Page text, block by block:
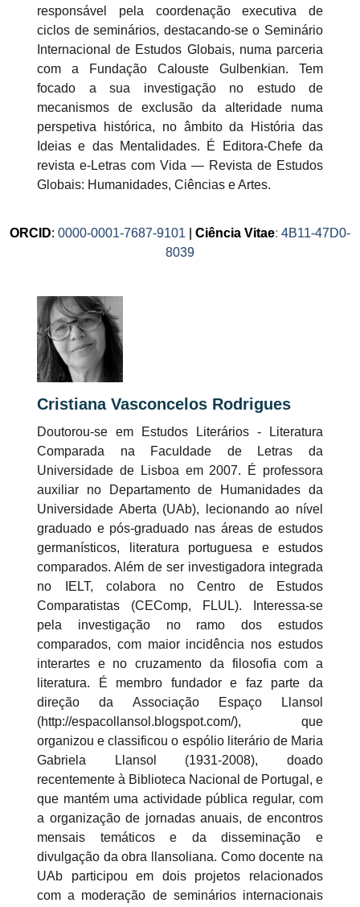
responsável pela coordenação executiva de
ciclos de seminários, destacando-se o Seminário
Internacional de Estudos Globais, numa parceria
com a Fundação Calouste Gulbenkian. Tem
focado a sua investigação no estudo de
mecanismos de exclusão da alteridade numa
perspetiva histórica, no âmbito da História das
Ideias e das Mentalidades. É Editora-Chefe da
revista e-Letras com Vida — Revista de Estudos
Globais: Humanidades, Ciências e Artes.
ORCID: 0000-0001-7687-9101 Ciência Vitae: 4B11-47D0-
8039
Cristiana Vasconcelos Rodrigues
Doutorou-se em Estudos Literários - Literatura
Comparada na Faculdade de Letras da
Universidade de Lisboa em 2007. É professora
auxiliar no Departamento de Humanidades da
Universidade Aberta (UAb), lecionando ao nível
graduado e pós-graduado nas áreas de estudos
germanísticos, literatura portuguesa e estudos
comparados. Além de ser investigadora integrada
no IELT, colabora no Centro de Estudos
Comparatistas (CEComp, FLUL). Interessa-se
pela investigação no ramo dos estudos
comparados, com maior incidência nos estudos
interartes e no cruzamento da filosofia com a
literatura. É membro fundador e faz parte da
direção da Associação Espaço Llansol
(http://espacollansol.blogspot.com/), que
organizou e classificou o espólio literário de Maria
Gabriela Llansol (1931-2008), doado
recentemente à Biblioteca Nacional de Portugal, e
que mantém uma actividade pública regular, com
a organização de jornadas anuais, de encontros
mensais temáticos e da disseminação e
divulgação da obra llansoliana. Como docente na
UAb participou em dois projetos relacionados
com a moderação de seminários internacionais